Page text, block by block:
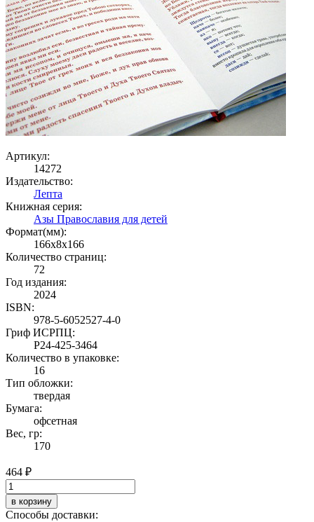
Артикул:
14272
Издательство:
Лепта
Книжная серия:
Азы Православия для детей
Формат(мм):
166x8x166
Количество страниц:
72
Год издания:
2024
ISBN:
978-5-6052527-4-0
Гриф ИСРПЦ:
Р24-425-3464
Количество в упаковке:
16
Тип обложки:
твердая
Бумага:
офсетная
Вес, гр:
170
464 ₽
в корзину
Способы доставки: